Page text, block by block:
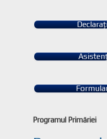
Programul Primăriei